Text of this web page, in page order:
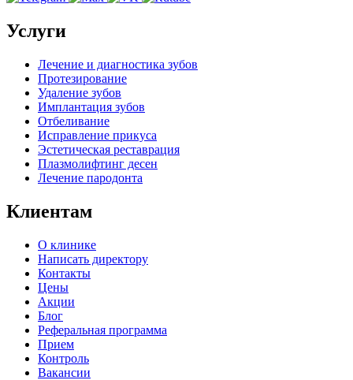
Услуги
Лечение и диагностика зубов
Протезирование
Удаление зубов
Имплантация зубов
Отбеливание
Исправление прикуса
Эстетическая реставрация
Плазмолифтинг десен
Лечение пародонта
Клиентам
О клинике
Написать директору
Контакты
Цены
Акции
Блог
Реферальная программа
Прием
Контроль
Вакансии